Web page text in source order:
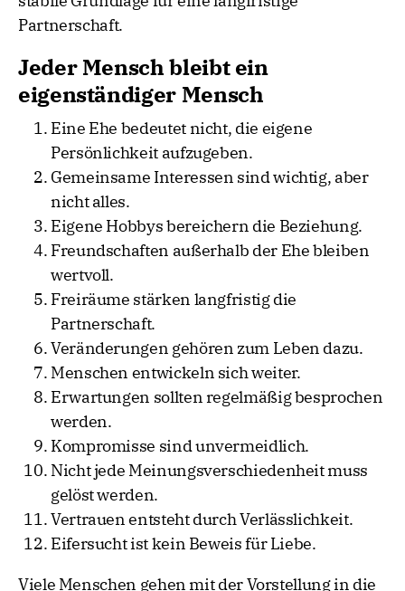
Partnerschaft.
Jeder Mensch bleibt ein
eigenständiger Mensch
Eine Ehe bedeutet nicht, die eigene
Persönlichkeit aufzugeben.
Gemeinsame Interessen sind wichtig, aber
nicht alles.
Eigene Hobbys bereichern die Beziehung.
Freundschaften außerhalb der Ehe bleiben
wertvoll.
Freiräume stärken langfristig die
Partnerschaft.
Veränderungen gehören zum Leben dazu.
Menschen entwickeln sich weiter.
Erwartungen sollten regelmäßig besprochen
werden.
Kompromisse sind unvermeidlich.
Nicht jede Meinungsverschiedenheit muss
gelöst werden.
Vertrauen entsteht durch Verlässlichkeit.
Eifersucht ist kein Beweis für Liebe.
Viele Menschen gehen mit der Vorstellung in die